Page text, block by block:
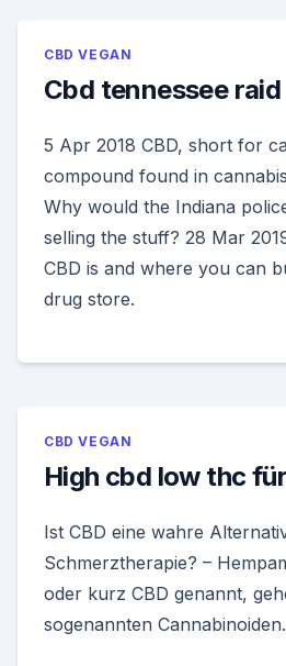
CBD VEGAN
Cbd tennessee raid
5 Apr 2018 CBD, short for
compound found in
Why would the Indiana
selling the stuff? 28 Mar
CBD is and where you can
drug store.
CBD VEGAN
High cbd low thc
Ist CBD eine wahre
Schmerztherapie? –
oder kurz CBD genannt,
sogenannten Cannabinoiden.